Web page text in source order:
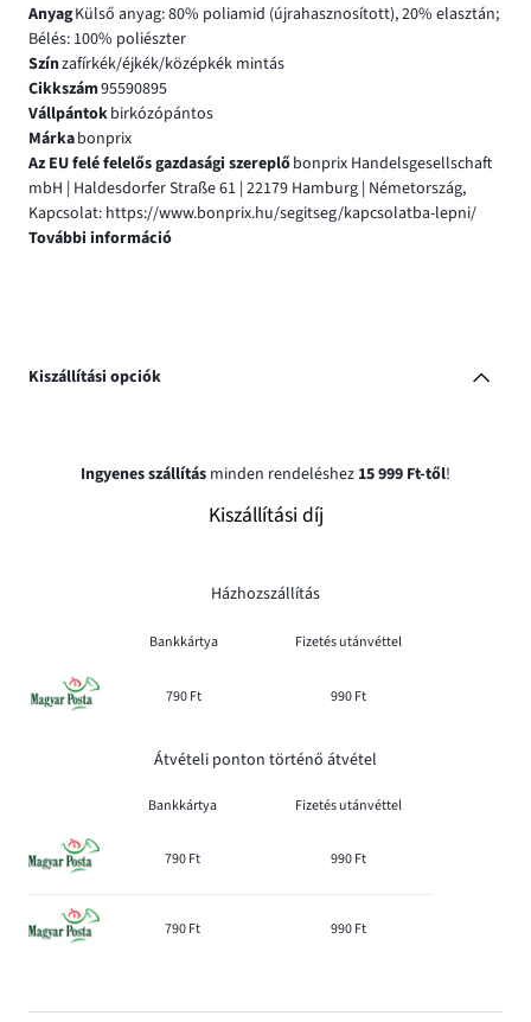
AnyagKülső anyag: 80% poliamid (újrahasznosított), 20% elasztán;
Bélés: 100% poliészter
Színzafírkék/éjkék/középkék mintás
Cikkszám95590895
Vállpántokbirkózópántos
Márkabonprix
Az EU felé felelős gazdasági szereplőbonprix Handelsgesellschaft
mbH | Haldesdorfer Straße 61 | 22179 Hamburg | Németország,
Kapcsolat: https://www.bonprix.hu/segitseg/kapcsolatba-lepni/
További információ
Kiszállítási opciók
Ingyenes szállítás minden rendeléshez 15 999 Ft-től!
Kiszállítási díj
Házhozszállítás
Bankkártya Fizetés utánvéttel
790 Ft 990 Ft
Átvételi ponton történő átvétel
Bankkártya Fizetés utánvéttel
790 Ft 990 Ft
790 Ft 990 Ft